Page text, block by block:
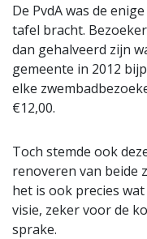
De PvdA was de
tafel bracht.
dan gehalveerd zijn
gemeente in 2012
elke
€12,00.
Toch stemde ook
renoveren van beide
het is ook precies
visie, zeker voor de
sprake.